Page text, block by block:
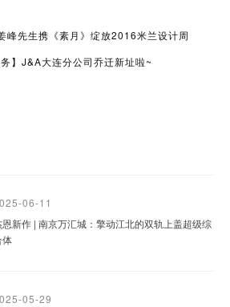
峰先生携《素月》绽放2016米兰设计周
务】J&A大连分公司乔迁新址啦~
06-11
恩新作 | 南京万汇城：擎动江北的双轨上盖超级综
体
05-29